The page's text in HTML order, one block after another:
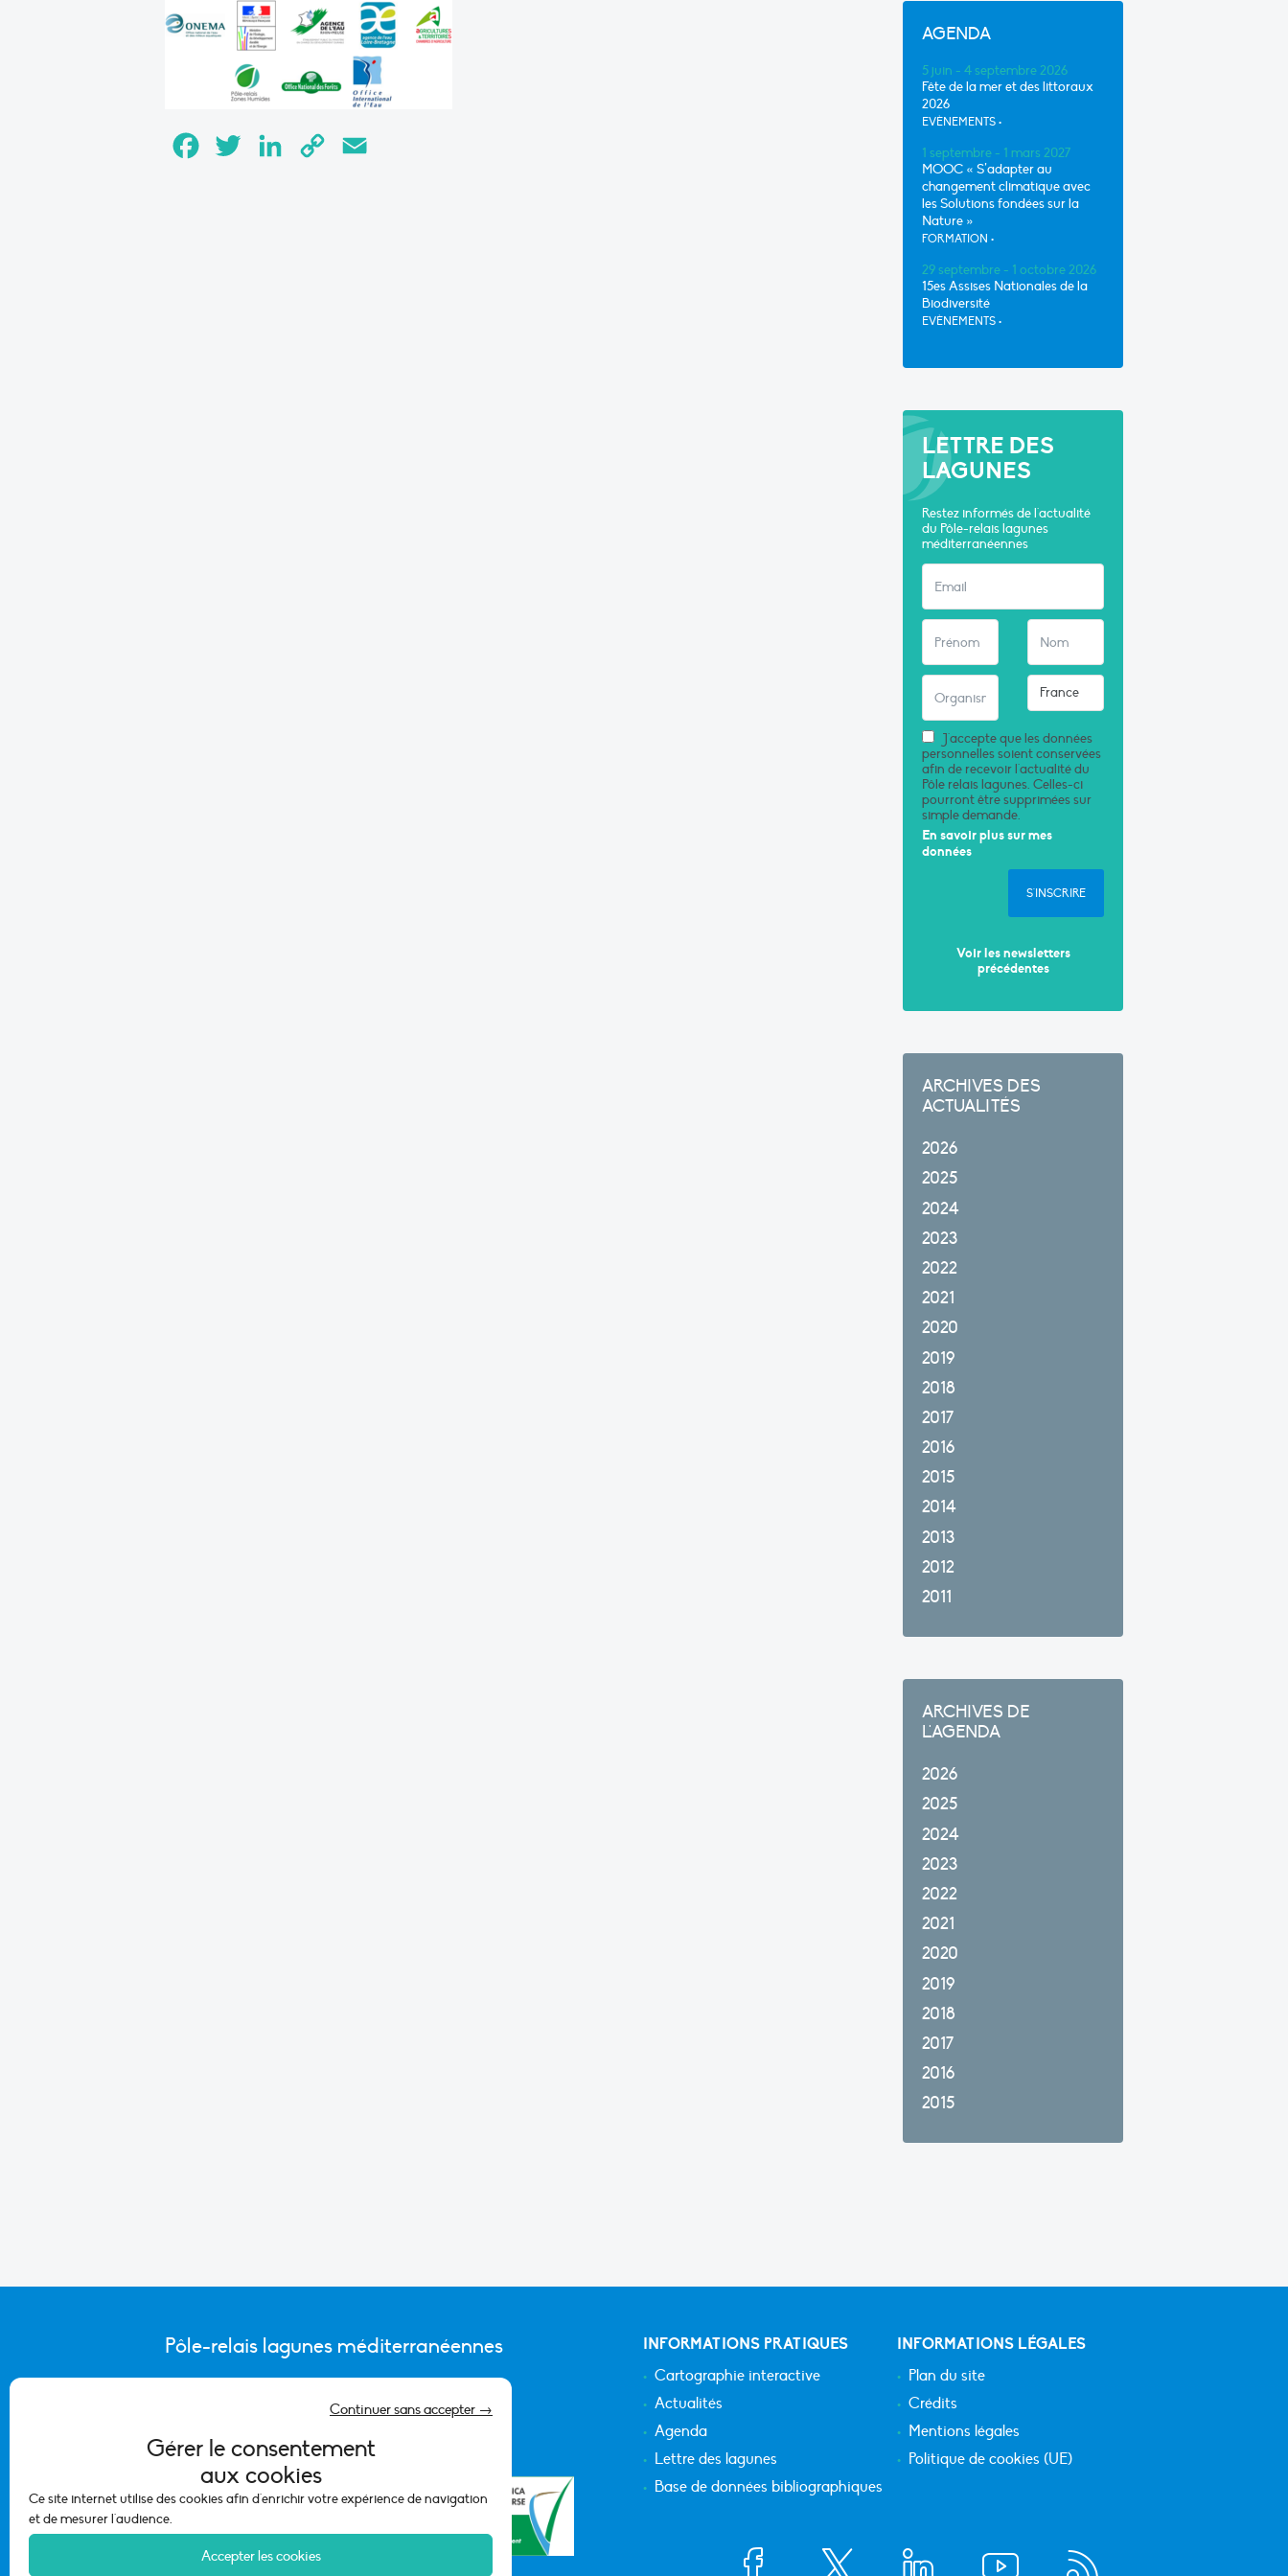
Gérer le consentement
aux cookies
Ce site internet utilise des cookies afin d'enrichir votre expérience de navigation
et de mesurer l'audience.
Accepter les cookies
Continuer sans accepter →
FacebookTwitter LinkedInCopy
AGENDA
5 juin - 4 septembre 2026
Fête de la mer et des littoraux
2026
EVÈNEMENTS •
1 septembre - 1 mars 2027
MOOC « S’adapter au
changement climatique avec
les Solutions fondées sur la
Nature »
FORMATION •
29 septembre - 1 octobre 2026
15es Assises Nationales de la
Biodiversité
EVÈNEMENTS •
LETTRE DES
LAGUNES
Restez informés de l'actualité
du Pôle-relais lagunes
méditerranéennes
J'accepte que les données
personnelles soient conservées
afin de recevoir l'actualité du
Pôle relais lagunes. Celles-ci
pourront être supprimées sur
simple demande.
En savoir plus sur mes
données
S'INSCRIRE
Voir les newsletters
précédentes
ARCHIVES DES
ACTUALITÉS
2026
2025
2024
2023
2022
2021
2020
2019
2018
2017
2016
2015
2014
2013
2012
2011
ARCHIVES DE
L'AGENDA
2026
2025
2024
2023
2022
2021
2020
2019
2018
2017
2016
2015
Pôle-relais lagunes méditerranéennes
CONTACTER L’ÉQUIPE DU PÔLE
INFORMATIONS PRATIQUES
Cartographie interactive
Actualités
Agenda
Lettre des lagunes
Base de données bibliographiques
INFORMATIONS LÉGALES
Plan du site
Crédits
Mentions légales
Politique de cookies (UE)